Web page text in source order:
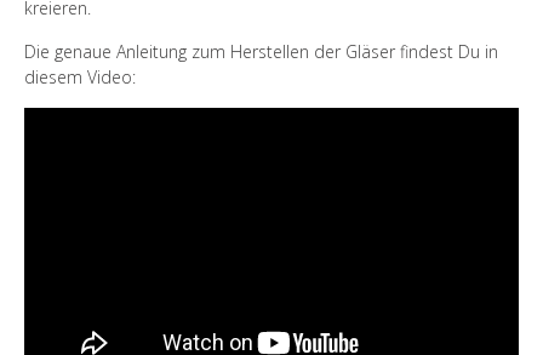
kreieren.
Die genaue Anleitung zum Herstellen der Gläser findest Du in
diesem Video: